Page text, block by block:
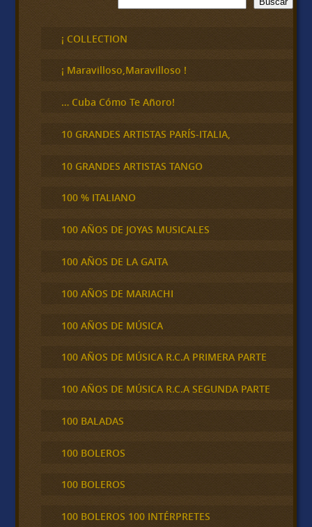
u
c
a
¡ COLLECTION
¡ Maravilloso,Maravilloso !
… Cuba Cómo Te Añoro!
10 GRANDES ARTISTAS PARÍS-ITALIA,
10 GRANDES ARTISTAS TANGO
100 % ITALIANO
100 AÑOS DE JOYAS MUSICALES
100 AÑOS DE LA GAITA
100 AÑOS DE MARIACHI
100 AÑOS DE MÚSICA
100 AÑOS DE MÚSICA R.C.A PRIMERA PARTE
100 AÑOS DE MÚSICA R.C.A SEGUNDA PARTE
100 BALADAS
100 BOLEROS
100 BOLEROS
100 BOLEROS 100 INTÉRPRETES